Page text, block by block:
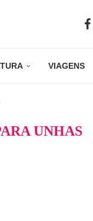
VIAGENS
UNHAS